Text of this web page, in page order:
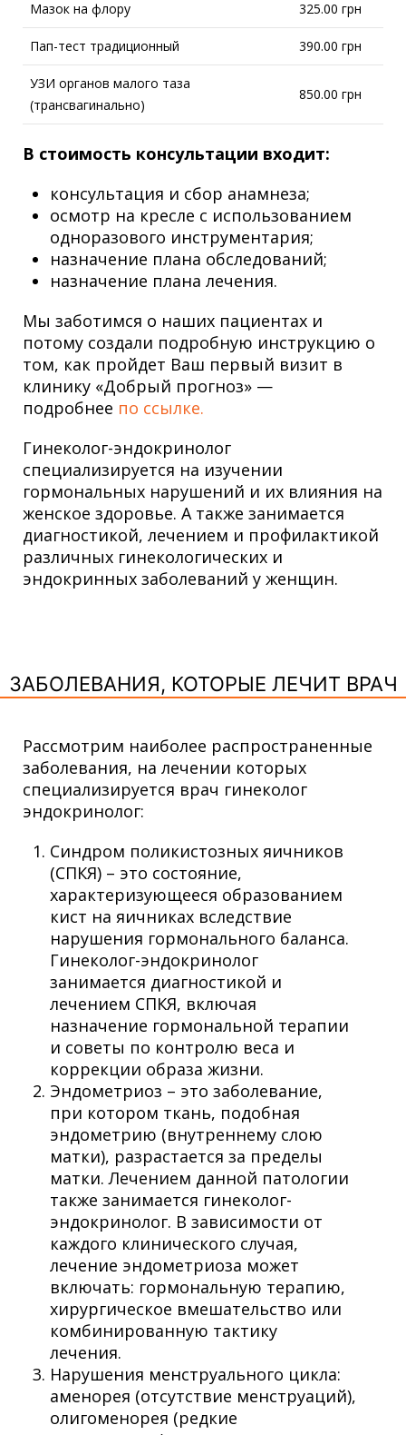
Мазок на флору 325.00 грн
Пап-тест традиционный 390.00 грн
УЗИ органов малого таза
(трансвагинально)
850.00 грн
В стоимость конcультации входит:
консультация и сбор анамнеза;
осмотр на кресле с использованием
одноразового инструментария;
назначение плана обследований;
назначение плана лечения.
Мы заботимся о наших пациентах и
потому создали подробную инструкцию о
том, как пройдет Ваш первый визит в
клинику «Добрый прогноз» —
подробнее по ссылке.
Гинеколог-эндокринолог
специализируется на изучении
гормональных нарушений и их влияния на
женское здоровье. А также занимается
диагностикой, лечением и профилактикой
различных гинекологических и
эндокринных заболеваний у женщин.
ЗАБОЛЕВАНИЯ, КОТОРЫЕ ЛЕЧИТ ВРАЧ
Рассмотрим наиболее распространенные
заболевания, на лечении которых
специализируется врач гинеколог
эндокринолог:
Синдром поликистозных яичников
(СПКЯ) – это состояние,
характеризующееся образованием
кист на яичниках вследствие
нарушения гормонального баланса.
Гинеколог-эндокринолог
занимается диагностикой и
лечением СПКЯ, включая
назначение гормональной терапии
и советы по контролю веса и
коррекции образа жизни.
Эндометриоз – это заболевание,
при котором ткань, подобная
эндометрию (внутреннему слою
матки), разрастается за пределы
матки. Лечением данной патологии
также занимается гинеколог-
эндокринолог. В зависимости от
каждого клинического случая,
лечение эндометриоза может
включать: гормональную терапию,
хирургическое вмешательство или
комбинированную тактику
лечения.
Нарушения менструального цикла:
аменорея (отсутствие менструаций),
олигоменорея (редкие